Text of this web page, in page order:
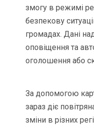
змогу в режимі
безпекову
громадах. Дані
оповіщення та
оголошення або
За допомогою
зараз діє
зміни в різних